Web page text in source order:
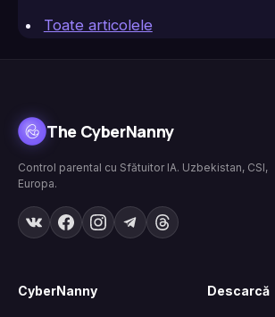
Toate articolele
The CyberNanny
Control parental cu Sfătuitor IA. Uzbekistan, CSI,
Europa.
CyberNanny Descarcă